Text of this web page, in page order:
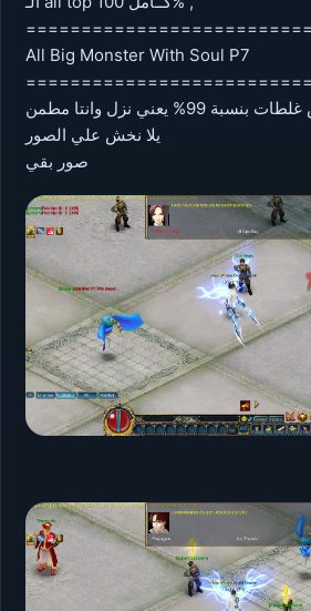
All Big Monster With Soul P7
السورس مفهوش غلطات بنسبة 99% يعني نزل وانتا مطمن
يلا نخش علي الصور
صور بقي